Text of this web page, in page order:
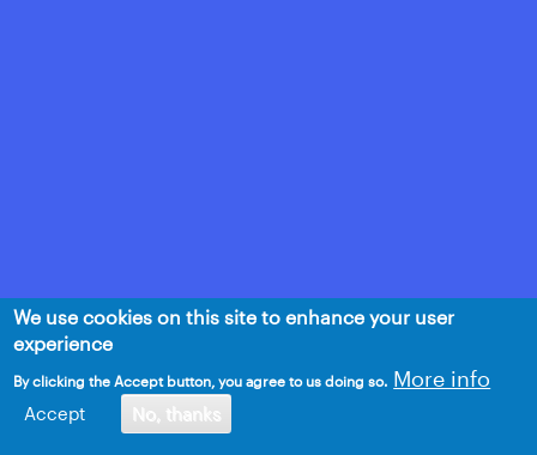
We use cookies on this site to enhance your user
experience
By clicking the Accept button, you agree to us doing so. More info
Accept No, thanks